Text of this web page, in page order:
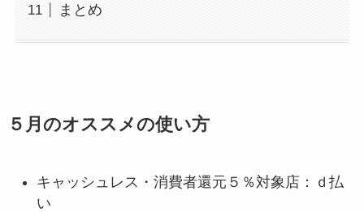
まとめ
５月のオススメの使い方
キャッシュレス・消費者還元５％対象店：ｄ払
い